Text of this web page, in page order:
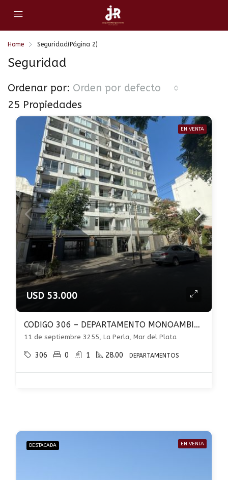
Home Seguridad(Página 2)
Seguridad
25 Propiedades
Ordenar por: Orden por defecto
EN VENTA
USD 53.000
CODIGO 306 – DEPARTAMENTO MONOAMBIENTE EN VENTA EN LA PERLA – MAR DEL PLATA
11 de septiembre 3255, La Perla, Mar del Plata
306 0 1 28.00 DEPARTAMENTOS
DESTACADA EN VENTA